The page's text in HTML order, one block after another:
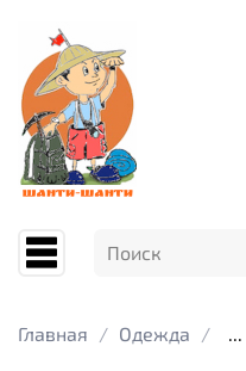
Главная Одежда